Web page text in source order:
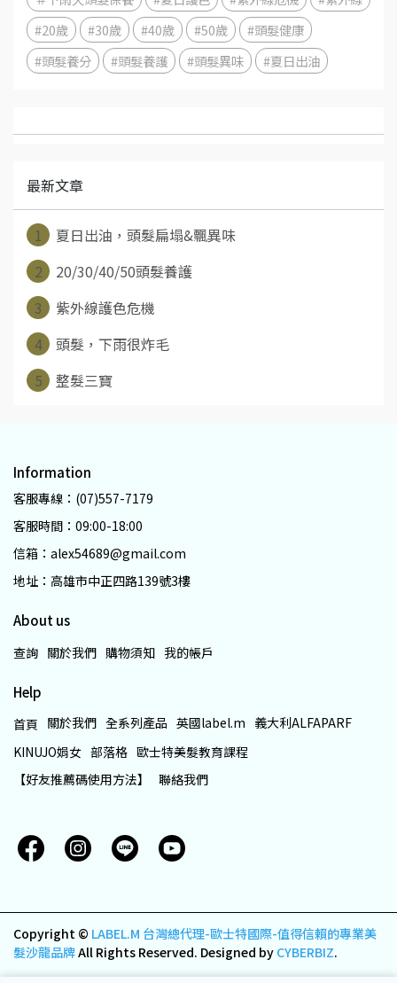
#20歲
#30歲 #40歲 #50歲
#頭髮健康
#頭髮養分
#頭髮養護 #頭髮異味 #夏日出油
最新文章
1
夏日出油，頭髮扁塌&飄異味
2
20/30/40/50頭髮養護
3
紫外線護色危機
4
頭髮，下雨很炸毛
5
整髮三寶
Information
客服專線：(07)557-7179
客服時間：09:00-18:00
信箱：alex54689@gmail.com
地址：高雄市中正四路139號3樓
About us
查詢 關於我們 購物須知 我的帳戶
Help
首頁 關於我們 全系列產品 英國label.m 義大利ALFAPARF
KINUJO娟女 部落格 歐士特美髮教育課程
【好友推薦碼使用方法】
聯絡我們
Copyright © LABEL.M 台灣總代理-歐士特國際-值得信賴的專業美
髮沙龍品牌All Rights Reserved. Designed by CYBERBIZ.